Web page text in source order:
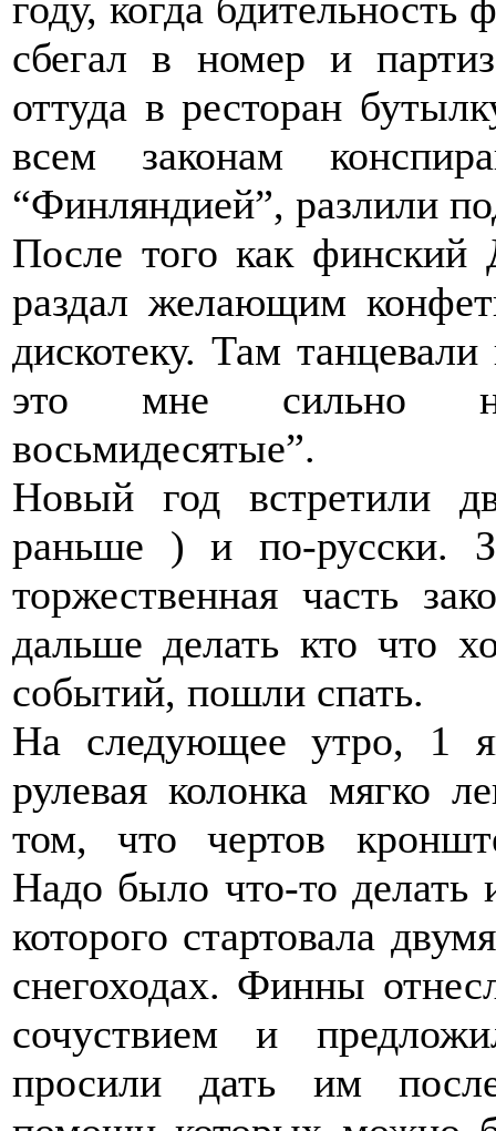
сбегал в номер и
оттуда в ресторан
всем законам
“Финляндией”, разлили
После того как
раздал желающим
дискотеку. Там
это мне сильно
восьмидесятые”.
Новый год встретили
раньше ) и по-русски.
торжественная часть
дальше делать кто что
событий, пошли спать.
На следующее утро, 1
рулевая колонка мягко
том, что чертов
Надо было что-то
которого стартовала
снегоходах. Финны
сочуствием и
просили дать им